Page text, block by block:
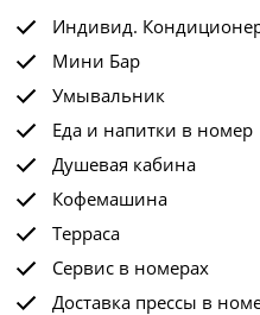
Индивид.
Мини Бар
Умывальник
Еда и напитки в номер
Душевая кабина
Кофемашина
Терраса
Сервис в номерах
Доставка прессы в